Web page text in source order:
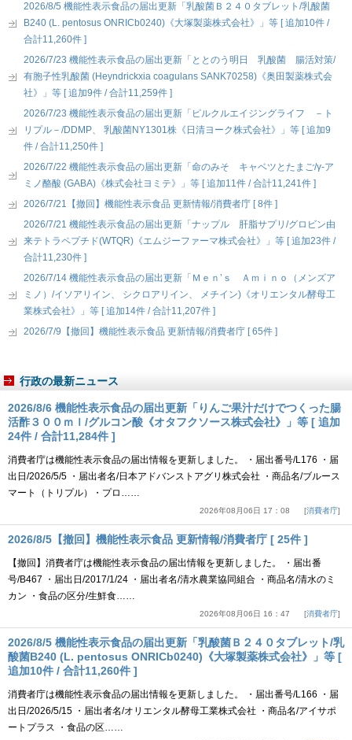
2026/8/5 機能性表示食品の届出更新「乳酸菌Ｂ２４０タブレット/乳酸菌
B240 (L. pentosus ONRICb0240)《大塚製薬株式会社》」等 [ 追加10件 /
合計11,260件 ]
2026/7/23 機能性表示食品の届出更新「ととのう明日 乳酸菌 腸活対策/
有胞子性乳酸菌 (Heyndrickxia coagulans SANK70258)《奥田製薬株式会
社》」等 [ 追加9件 / 合計11,259件 ]
2026/7/23 機能性表示食品の届出更新「ピルクルエイジングライフ －ト
リプル－/DDMP、 乳酸菌NY1301株《日清ヨーク株式会社》」等 [ 追加9
件 / 合計11,250件 ]
2026/7/22 機能性表示食品の届出更新「命のみそ キャベツとたまご/γ-ア
ミノ酪酸 (GABA)《株式会社ヨミテ》」等 [ 追加11件 / 合計11,241件 ]
2026/7/21【撤回】機能性表示食品 更新情報/消費者庁 [ 8件 ]
2026/7/21 機能性表示食品の届出更新「ナップル 肝脂サプリ/グロビン由
来テトラペプチド(WTQR)《エムジーファーマ株式会社》」等 [ 追加23件 /
合計11,230件 ]
2026/7/14 機能性表示食品の届出更新「Ｍｅｎ’ｓ Ａｍｉｎｏ（メンズア
ミノ）/イソアリイン、 シクロアリイン、 メチイン)《オリエンタル酵母工
業株式会社》」等 [ 追加14件 / 合計11,207件 ]
2026/7/9【撤回】機能性表示食品 更新情報/消費者庁 [ 65件 ]
行政の最新ニュース
2026/8/6 機能性表示食品の届出更新「りんご果汁だけでつくった腸
活酢３００ｍｌ/グルコン酸《オタフクソース株式会社》」等 [ 追加
24件 / 合計11,284件 ]
消費者庁は機能性表示食品の届出情報を更新しました。 ・届出番号/L176 ・届
出日/2026/5/5 ・届出者名/日本アドバンストアグリ株式会社 ・商品名/ブルース
マート（トリプル）・プロ……
2026年08月06日 17：08 消費者庁
2026/8/5【撤回】機能性表示食品 更新情報/消費者庁 [ 25件 ]
【撤回】消費者庁は機能性表示食品の届出情報を更新しました。 ・届出番
号/B467 ・届出日/2017/1/24 ・届出者名/清水農業協同組合 ・商品名/清水のミ
カン ・食品の区分/生鮮食……
2026年08月06日 16：47 消費者庁
2026/8/5 機能性表示食品の届出更新「乳酸菌Ｂ２４０タブレット/乳
酸菌B240 (L. pentosus ONRICb0240)《大塚製薬株式会社》」等 [
追加10件 / 合計11,260件 ]
消費者庁は機能性表示食品の届出情報を更新しました。 ・届出番号/L166 ・届
出日/2026/5/15 ・届出者名/オリエンタル酵母工業株式会社 ・商品名/アイサポ
ートプラス ・食品の区……